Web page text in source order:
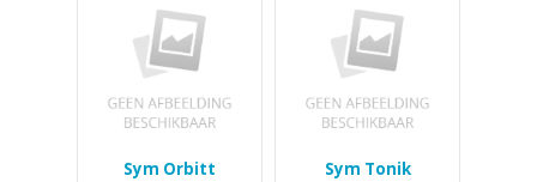
Sym Orbitt Sym Tonik